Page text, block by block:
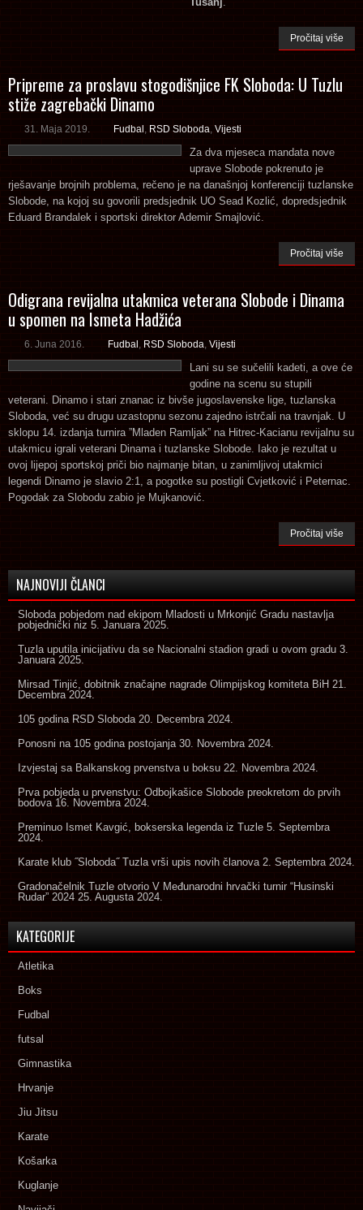
Pročitaj više
Pripreme za proslavu stogodišnjice FK Sloboda: U Tuzlu
stiže zagrebački Dinamo
31. Maja 2019. Fudbal RSD Sloboda Vijesti
Za dva mjeseca mandata nove
uprave Slobode pokrenuto je
rješavanje brojnih problema, rečeno je na današnjoj konferenciji tuzlanske
Slobode, na kojoj su govorili predsjednik UO Sead Kozlić, dopredsjednik
Eduard Brandalek i sportski direktor Ademir Smajlović.
Pročitaj više
Odigrana revijalna utakmica veterana Slobode i Dinama
u spomen na Ismeta Hadžića
6. Juna 2016. Fudbal RSD Sloboda Vijesti
Lani su se sučelili kadeti, a ove će
godine na scenu su stupili
veterani. Dinamo i stari znanac iz bivše jugoslavenske lige, tuzlanska
Sloboda, već su drugu uzastopnu sezonu zajedno istrčali na travnjak. U
sklopu 14. izdanja turnira ”Mladen Ramljak” na Hitrec-Kacianu revijalnu su
utakmicu igrali veterani Dinama i tuzlanske Slobode. Iako je rezultat u
ovoj lijepoj sportskoj priči bio najmanje bitan, u zanimljivoj utakmici
legendi Dinamo je slavio 2:1, a pogotke su postigli Cvjetković i Peternac.
Pogodak za Slobodu zabio je Mujkanović.
Pročitaj više
NAJNOVIJI ČLANCI
Sloboda pobjedom nad ekipom Mladosti u Mrkonjić Gradu nastavlja
pobjednički niz 5. Januara 2025.
Tuzla uputila inicijativu da se Nacionalni stadion gradi u ovom gradu 3.
Januara 2025.
Mirsad Tinjić, dobitnik značajne nagrade Olimpijskog komiteta BiH 21.
Decembra 2024.
105 godina RSD Sloboda 20. Decembra 2024.
Ponosni na 105 godina postojanja 30. Novembra 2024.
Izvjestaj sa Balkanskog prvenstva u boksu 22. Novembra 2024.
Prva pobjeda u prvenstvu: Odbojkašice Slobode preokretom do prvih
bodova 16. Novembra 2024.
Preminuo Ismet Kavgić, bokserska legenda iz Tuzle 5. Septembra
2024.
Karate klub ˝Sloboda˝ Tuzla vrši upis novih članova 2. Septembra 2024.
Gradonačelnik Tuzle otvorio V Međunarodni hrvački turnir “Husinski
Rudar” 2024 25. Augusta 2024.
KATEGORIJE
Atletika
Boks
Fudbal
futsal
Gimnastika
Hrvanje
Jiu Jitsu
Karate
Košarka
Kuglanje